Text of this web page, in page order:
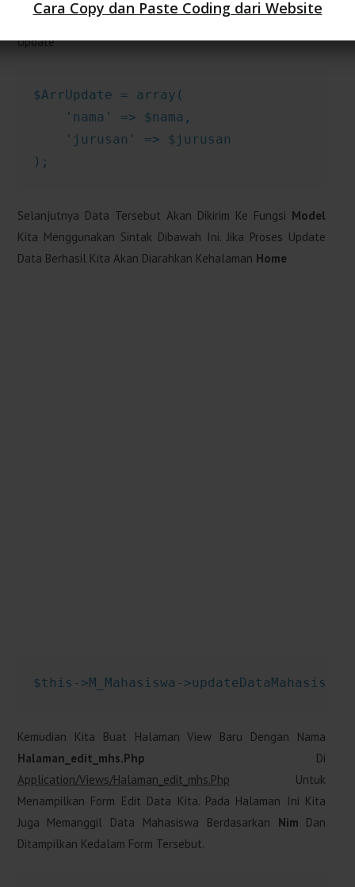
ReferensiAtauPrimary KeyDari Data Yang Akan Kita
Update
$ArrUpdate = array(
    'nama' => $nama,
    'jurusan' => $jurusan
);
Selanjutnya Data Tersebut Akan Dikirim Ke Fungsi Model
Kita Menggunakan Sintak Dibawah Ini. Jika Proses Update
Data Berhasil Kita Akan Diarahkan Kehalaman Home
$this->M_Mahasiswa-
Kemudian Kita Buat Halaman View Baru Dengan Nama
Halaman_edit_mhs.php Di
Application/views/halaman_edit_mhs.php Untuk
Menampilkan Form Edit Data Kita. Pada Halaman Ini Kita
Juga Memanggil Data Mahasiswa Berdasarkan Nim Dan
Ditampilkan Kedalam Form Tersebut.
Cara Copy dan Paste Coding dari Website